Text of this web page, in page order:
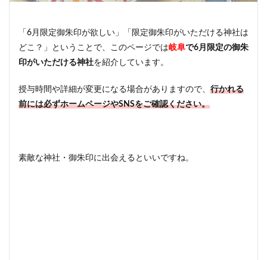
「6月限定御朱印が欲しい」「限定御朱印がいただける神社は
どこ？」ということで、このページでは岐阜で6月限定の御朱
印がいただける神社を紹介しています。
授与時間や詳細が変更になる場合がありますので、 行かれる
前には必ずホームページやSNSをご確認ください。
素敵な神社・御朱印に出会えるといいですね。